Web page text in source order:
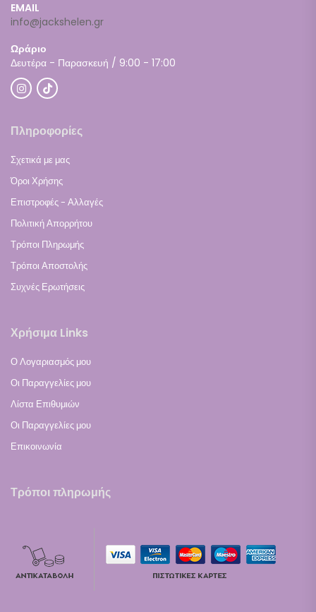
EMAIL
info@jackshelen.gr
Ωράριο
Δευτέρα - Παρασκευή / 9:00 - 17:00
Πληροφορίες
Σχετικά με μας
Όροι Χρήσης
Επιστροφές - Αλλαγές
Πολιτική Απορρήτου
Τρόποι Πληρωμής
Τρόποι Αποστολής
Συχνές Ερωτήσεις
Χρήσιμα Links
Ο Λογαριασμός μου
Οι Παραγγελίες μου
Λίστα Επιθυμιών
Οι Παραγγελίες μου
Επικοινωνία
Τρόποι πληρωμής